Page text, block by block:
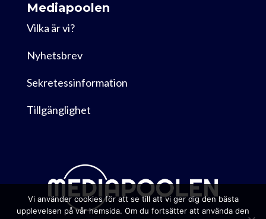
Mediapoolen
Vilka är vi?
Nyhetsbrev
Sekretessinformation
Tillgänglighet
Vi använder cookies för att se till att vi ger dig den bästa
upplevelsen på vår hemsida. Om du fortsätter att använda den